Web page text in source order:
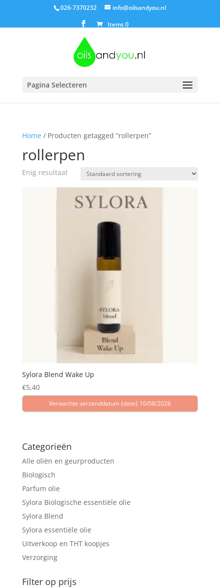
026-7370232
info@oilsandyou.nl
Items 0
Pagina Selecteren
Home/ Producten getagged “rollerpen”
rollerpen
Enig resultaat
Sylora Blend Wake Up
€5,40
Verwachte verzenddatum {date} 10/08/2026
Categorieën
Alle oliën en geurproducten
Biologisch
Parfum olie
Sylora Biologische essentiële olie
Sylora Blend
Sylora essentiële olie
Uitverkoop en THT koopjes
Verzorging
Filter op prijs